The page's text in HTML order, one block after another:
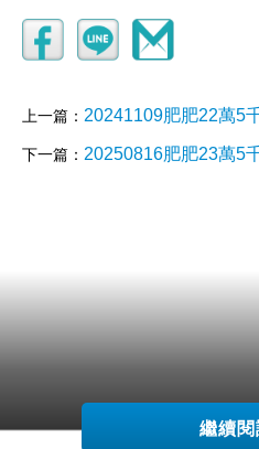
上一篇： 20241109肥肥22萬5
下一篇： 20250816肥肥23萬5
繼續閱